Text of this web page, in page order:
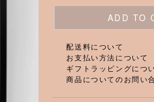
ADD TO
配送料について
お支払い方法について
ギフトラッピングにつ
商品についてのお問い